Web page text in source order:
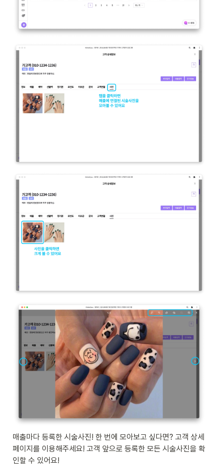
매출마다 등록한 시술사진! 한 번에 모아보고 싶다면? 고객 상세
페이지를 이용해주세요! 고객 앞으로 등록한 모든 시술사진을 확
인할 수 있어요!